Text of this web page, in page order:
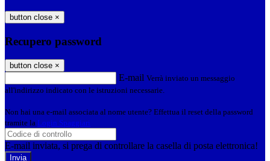
button close ×
Recupero password
button close ×
E-mail Verrà inviato un messaggio
all'indirizzo indicato con le istruzioni necessarie.
Non hai una e-mail associata al nome utente? Effettua il reset della password
tramite la Login Spaggiari
E-mail inviata, si prega di controllare la casella di posta elettronica!